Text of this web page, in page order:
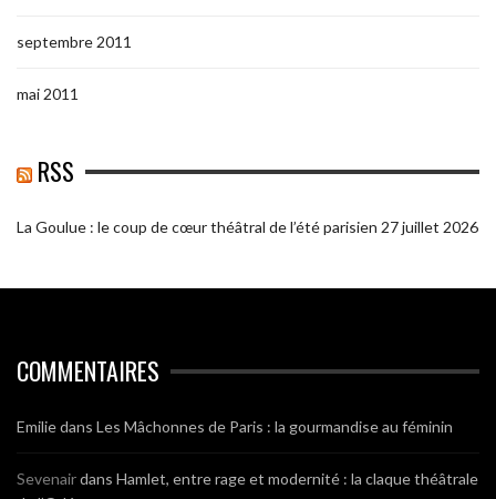
septembre 2011
mai 2011
RSS
La Goulue : le coup de cœur théâtral de l’été parisien 27 juillet 2026
COMMENTAIRES
Emiliedans Les Mâchonnes de Paris : la gourmandise au féminin
Sevenairdans Hamlet, entre rage et modernité : la claque théâtrale